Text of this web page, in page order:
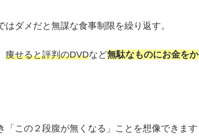
ダメだと無謀な食事制限を繰り返す。
痩せると評判のDVDなど無駄なものにお金をか
この２段腹が無くなる」ことを想像できます